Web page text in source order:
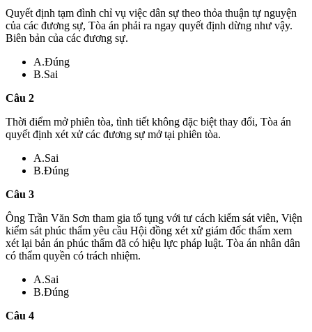
Quyết định tạm đình chỉ vụ việc dân sự theo thỏa thuận tự nguyện
của các đương sự, Tòa án phải ra ngay quyết định dừng như vậy.
Biên bản của các đương sự.
A.Đúng
B.Sai
Câu 2
Thời điểm mở phiên tòa, tình tiết không đặc biệt thay đổi, Tòa án
quyết định xét xử các đương sự mở tại phiên tòa.
A.Sai
B.Đúng
Câu 3
Ông Trần Văn Sơn tham gia tố tụng với tư cách kiểm sát viên, Viện
kiểm sát phúc thẩm yêu cầu Hội đồng xét xử giám đốc thẩm xem
xét lại bản án phúc thẩm đã có hiệu lực pháp luật. Tòa án nhân dân
có thẩm quyền có trách nhiệm.
A.Sai
B.Đúng
Câu 4